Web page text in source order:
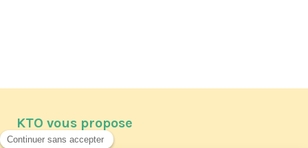
KTO vous propose